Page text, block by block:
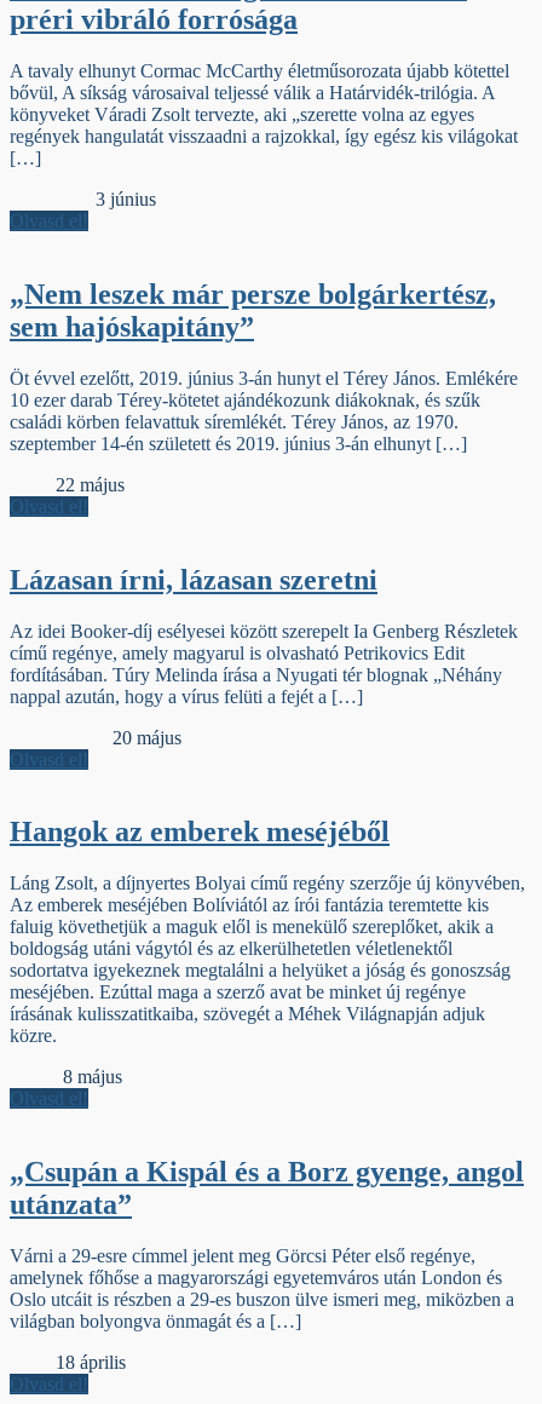
préri vibráló forrósága
A tavaly elhunyt Cormac McCarthy életműsorozata újabb kötettel
bővül, A síkság városaival teljessé válik a Határvidék-trilógia. A
könyveket Váradi Zsolt tervezte, aki „szerette volna az egyes
regények hangulatát visszaadni a rajzokkal, így egész kis világokat
[…]
3 június
Olvasd el!
„Nem leszek már persze bolgárkertész,
sem hajóskapitány”
Öt évvel ezelőtt, 2019. június 3-án hunyt el Térey János. Emlékére
10 ezer darab Térey-kötetet ajándékozunk diákoknak, és szűk
családi körben felavattuk síremlékét. Térey János, az 1970.
szeptember 14-én született és 2019. június 3-án elhunyt […]
22 május
Olvasd el!
Lázasan írni, lázasan szeretni
Az idei Booker-díj esélyesei között szerepelt Ia Genberg Részletek
című regénye, amely magyarul is olvasható Petrikovics Edit
fordításában. Túry Melinda írása a Nyugati tér blognak „Néhány
nappal azután, hogy a vírus felüti a fejét a […]
20 május
Olvasd el!
Hangok az emberek meséjéből
Láng Zsolt, a díjnyertes Bolyai című regény szerzője új könyvében,
Az emberek meséjében Bolíviától az írói fantázia teremtette kis
faluig követhetjük a maguk elől is menekülő szereplőket, akik a
boldogság utáni vágytól és az elkerülhetetlen véletlenektől
sodortatva igyekeznek megtalálni a helyüket a jóság és gonoszság
meséjében. Ezúttal maga a szerző avat be minket új regénye
írásának kulisszatitkaiba, szövegét a Méhek Világnapján adjuk
közre.
8 május
Olvasd el!
„Csupán a Kispál és a Borz gyenge, angol
utánzata”
Várni a 29-esre címmel jelent meg Görcsi Péter első regénye,
amelynek főhőse a magyarországi egyetemváros után London és
Oslo utcáit is részben a 29-es buszon ülve ismeri meg, miközben a
világban bolyongva önmagát és a […]
18 április
Olvasd el!